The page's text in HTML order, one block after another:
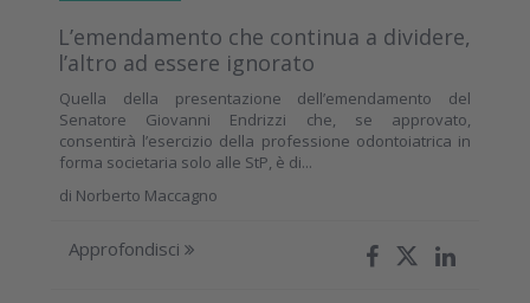
L’emendamento che continua a dividere,
l’altro ad essere ignorato
Quella della presentazione dell’emendamento del
Senatore Giovanni Endrizzi che, se approvato,
consentirà l’esercizio della professione odontoiatrica in
forma societaria solo alle StP, è di...
di Norberto Maccagno
Approfondisci